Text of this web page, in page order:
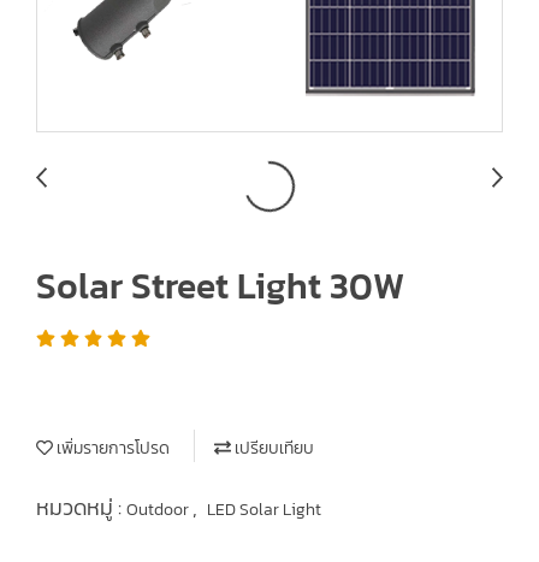
Solar Street Light 30W
เพิ่มรายการโปรด เปรียบเทียบ
หมวดหมู่ :Outdoor, LED Solar Light